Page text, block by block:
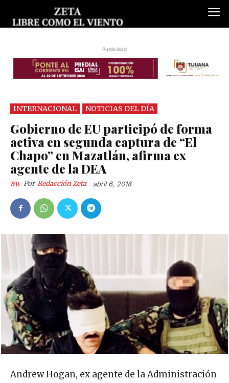
Publicidad
INTERNACIONAL NOTICIAS DEL DÍA
Gobierno de EU participó de forma
activa en segunda captura de “El
Chapo” en Mazatlán, afirma ex
agente de la DEA
Por Redacción Zeta abril 6, 2018
Andrew Hogan, ex agente de la Administración